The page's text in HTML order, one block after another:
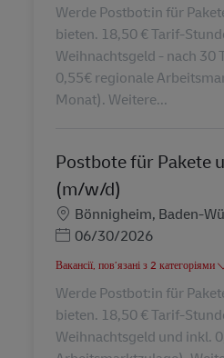
Werde Postbot:in für
bieten. 18,50 € Tarif-
Weihnachtsgeld - nach 30
0,55€ regionale
Monat). Weitere...
Postbote für Pakete
(m/w/d)
Місцезнаходження
Bönnigheim, Baden-
Posted Date
06/30/2026
Вакансії, пов’язані з 2 категоріями
Werde Postbot:in für
bieten. 18,50 € Tarif-
Weihnachtsgeld und inkl.